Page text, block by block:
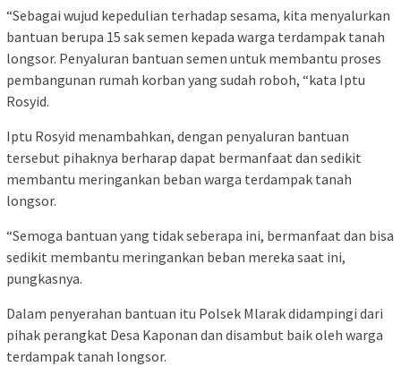
“Sebagai wujud kepedulian terhadap sesama, kita menyalurkan
bantuan berupa 15 sak semen kepada warga terdampak tanah
longsor. Penyaluran bantuan semen untuk membantu proses
pembangunan rumah korban yang sudah roboh, “kata Iptu
Rosyid.
Iptu Rosyid menambahkan, dengan penyaluran bantuan
tersebut pihaknya berharap dapat bermanfaat dan sedikit
membantu meringankan beban warga terdampak tanah
longsor.
“Semoga bantuan yang tidak seberapa ini, bermanfaat dan bisa
sedikit membantu meringankan beban mereka saat ini,
pungkasnya.
Dalam penyerahan bantuan itu Polsek Mlarak didampingi dari
pihak perangkat Desa Kaponan dan disambut baik oleh warga
terdampak tanah longsor.